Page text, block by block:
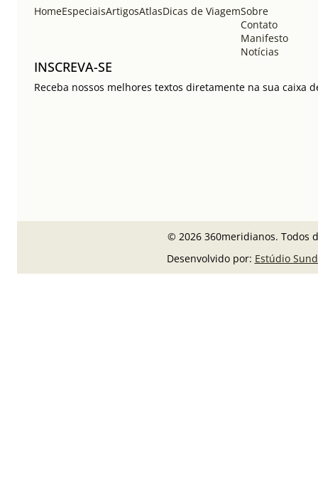
HomeEspeciaisArtigosAtlasDicas de ViagemSobre
Contato
Manifesto
Notícias
INSCREVA-SE
Receba nossos melhores textos diretamente na sua caixa
© 2026 360meridianos. Todos
Desenvolvido por: Estúdio